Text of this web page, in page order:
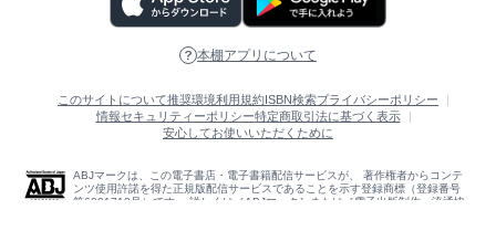
本棚アプリについて
このサイトについて推奨環境利用規約 ISBN検索プライバシーポリシー
情報セキュリティーポリシー特定商取引法に基づく表示
安心してお使いいただくために
ABJマークは、この電子書店・電子書籍配信サービスが、 著作権者からコンテ
ンツ使用許諾を得た正規版配信サービスであることを示す登録商標（登録番号
第6091713号）です。 詳しくは［ABJマーク］または［電子出版制作・流通協